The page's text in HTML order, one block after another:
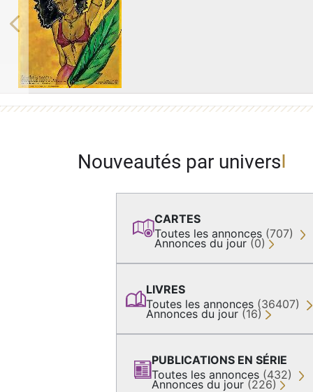
Previous
Nouveautés par univers
CARTES
Toutes les annonces (707)
Annonces du jour (0)
LIVRES
Toutes les annonces (36407)
Annonces du jour (16)
PUBLICATIONS EN SÉRIE
Toutes les annonces (432)
Annonces du jour (226)